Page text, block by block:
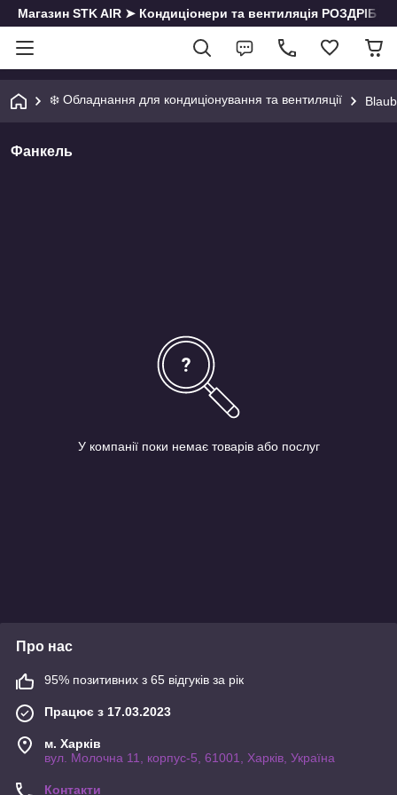
Магазин STK AIR ➤ Кондиціонери та вентиляція РОЗДРІБ
❄️ Обладнання для кондиціонування та вентиляції
Фанкель
У компанії поки немає товарів або послуг
Про нас
95% позитивних з 65 відгуків за рік
Працює з 17.03.2023
м. Харків
вул. Молочна 11, корпус-5, 61001, Харків, Україна
Контакти